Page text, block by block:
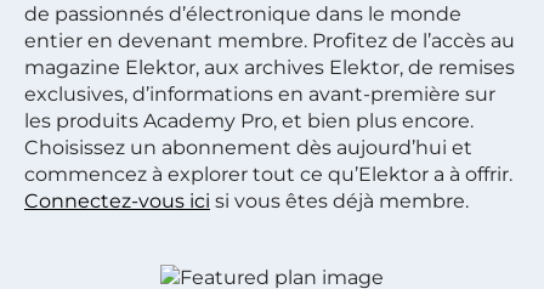
de passionnés d’électronique dans le monde
entier en devenant membre. Profitez de l’accès au
magazine Elektor, aux archives Elektor, de remises
exclusives, d’informations en avant-première sur
les produits Academy Pro, et bien plus encore.
Choisissez un abonnement dès aujourd’hui et
commencez à explorer tout ce qu’Elektor a à offrir.
Connectez-vous ici si vous êtes déjà membre.